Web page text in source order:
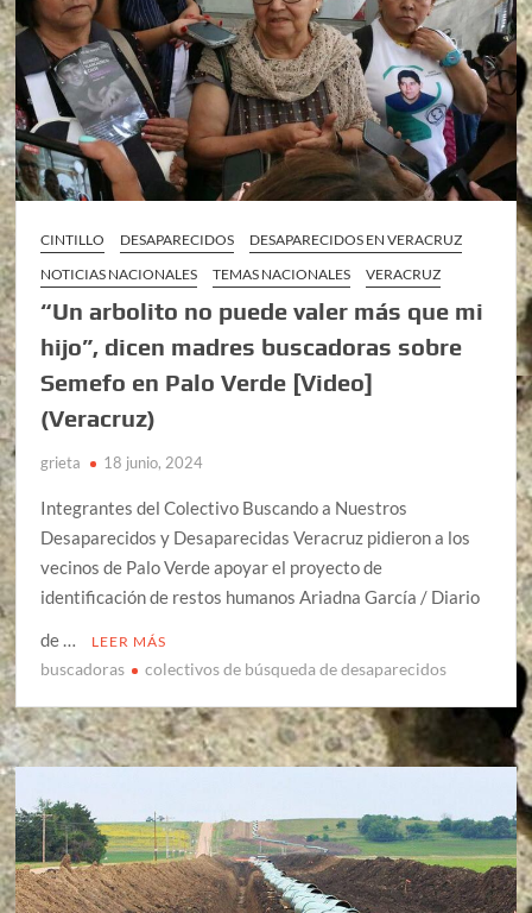
CINTILLO DESAPARECIDOS
DESAPARECIDOS EN VERACRUZ
NOTICIAS NACIONALES
TEMAS NACIONALES VERACRUZ
“Un arbolito no puede valer más que mi
hijo”, dicen madres buscadoras sobre
Semefo en Palo Verde [Video]
(Veracruz)
grieta 18 junio, 2024
Integrantes del Colectivo Buscando a Nuestros
Desaparecidos y Desaparecidas Veracruz pidieron a los
vecinos de Palo Verde apoyar el proyecto de
identificación de restos humanos Ariadna García / Diario
de …
LEER MÁS
buscadoras colectivos de búsqueda de desaparecidos